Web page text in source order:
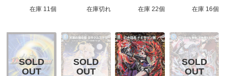
在庫 11個 在庫切れ 在庫 22個 在庫 16個